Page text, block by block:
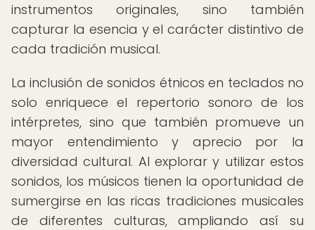
instrumentos originales, sino también
capturar la esencia y el carácter distintivo de
cada tradición musical.
La inclusión de sonidos étnicos en teclados no
solo enriquece el repertorio sonoro de los
intérpretes, sino que también promueve un
mayor entendimiento y aprecio por la
diversidad cultural. Al explorar y utilizar estos
sonidos, los músicos tienen la oportunidad de
sumergirse en las ricas tradiciones musicales
de diferentes culturas, ampliando así su